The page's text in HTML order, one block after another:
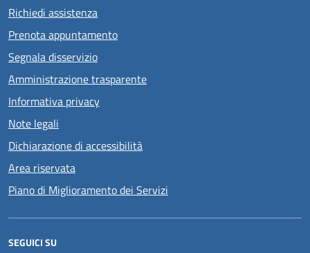
Richiedi assistenza
Prenota appuntamento
Segnala disservizio
Amministrazione trasparente
Informativa privacy
Note legali
Dichiarazione di accessibilità
Area riservata
Piano di Miglioramento dei Servizi
SEGUICI SU